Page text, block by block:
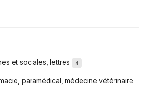
et sociales, lettres 4
paramédical, médecine vétérinaire